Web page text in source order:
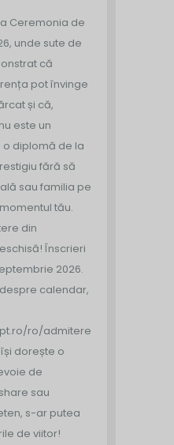
Ceremonia de
unde sute de
că
pot învinge
și că,
este un
o diplomă de la
fără să
sau familia pe
tău.
din
Înscrieri
2026.
calendar,
ro/admitere/
dorește o
de
sau
s-ar putea
de viitor!